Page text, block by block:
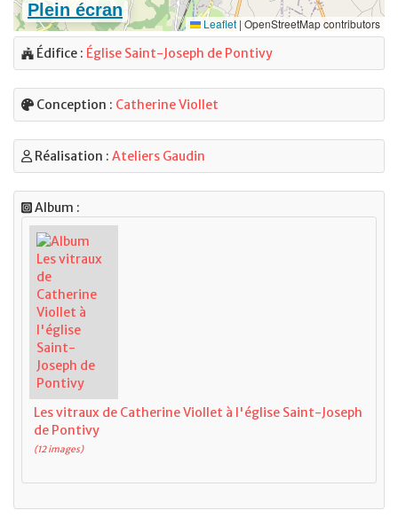
Édifice : Église Saint-Joseph de Pontivy
Conception : Catherine Viollet
Réalisation : Ateliers Gaudin
Album :
Les vitraux de Catherine Viollet à l'église Saint-Joseph
de Pontivy
(12 images)